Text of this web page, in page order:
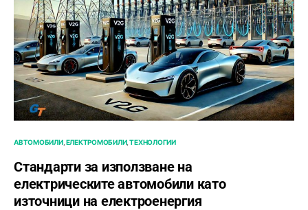
АВТОМОБИЛИ ЕЛЕКТРОМОБИЛИ ТЕХНОЛОГИИ
Стандарти за използване на
електрическите автомобили като
източници на електроенергия